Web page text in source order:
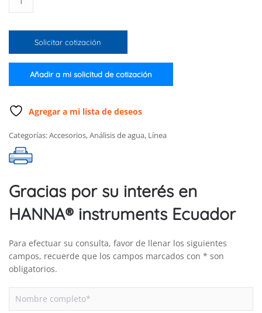
(12
Solicitar cotización
Añadir a mi solicitud de cotización
Agregar a mi lista de deseos
Categorías:Accesorios,Análisis de agua, Línea
Gracias por su interés en
HANNA® instruments Ecuador
Para efectuar su consulta, favor de llenar los siguientes
campos, recuerde que los campos marcados con * son
obligatorios.